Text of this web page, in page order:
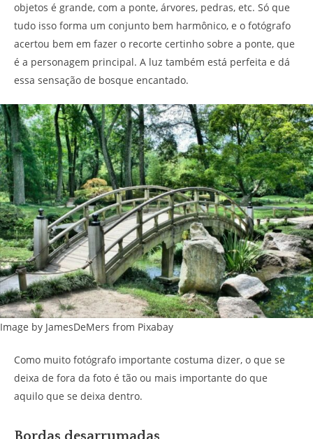
objetos é grande, com a ponte, árvores, pedras, etc. Só que
tudo isso forma um conjunto bem harmônico, e o fotógrafo
acertou bem em fazer o recorte certinho sobre a ponte, que
é a personagem principal. A luz também está perfeita e dá
essa sensação de bosque encantado.
Image by JamesDeMers from Pixabay
Como muito fotógrafo importante costuma dizer, o que se
deixa de fora da foto é tão ou mais importante do que
aquilo que se deixa dentro.